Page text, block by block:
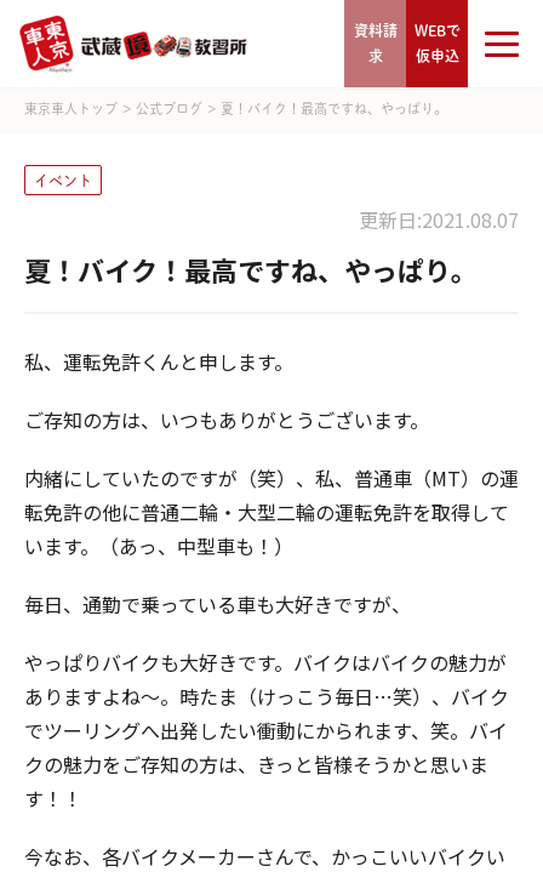
資料請
求
WEBで
仮申込
東京車人トップ > 公式ブログ > 夏！バイク！最高ですね、やっぱり。
イベント
更新日:2021.08.07
夏！バイク！最高ですね、やっぱり。
私、運転免許くんと申します。
ご存知の方は、いつもありがとうございます。
内緒にしていたのですが（笑）、私、普通車（MT）の運
転免許の他に普通二輪・大型二輪の運転免許を取得して
います。（あっ、中型車も！）
毎日、通勤で乗っている車も大好きですが、
やっぱりバイクも大好きです。バイクはバイクの魅力が
ありますよね～。時たま（けっこう毎日…笑）、バイク
でツーリングへ出発したい衝動にかられます、笑。バイ
クの魅力をご存知の方は、きっと皆様そうかと思いま
す！！
今なお、各バイクメーカーさんで、かっこいいバイクい